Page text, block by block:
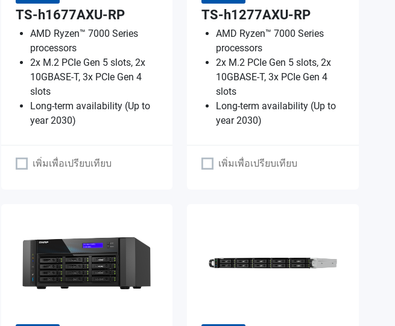
TS-h1677AXU-RP
AMD Ryzen™ 7000 Series
processors
2x M.2 PCIe Gen 5 slots, 2x
10GBASE-T, 3x PCIe Gen 4
slots
Long-term availability (Up to
year 2030)
เพิ่มเพื่อเปรียบเทียบ
TS-h1277AXU-RP
AMD Ryzen™ 7000 Series
processors
2x M.2 PCIe Gen 5 slots, 2x
10GBASE-T, 3x PCIe Gen 4
slots
Long-term availability (Up to
year 2030)
เพิ่มเพื่อเปรียบเทียบ